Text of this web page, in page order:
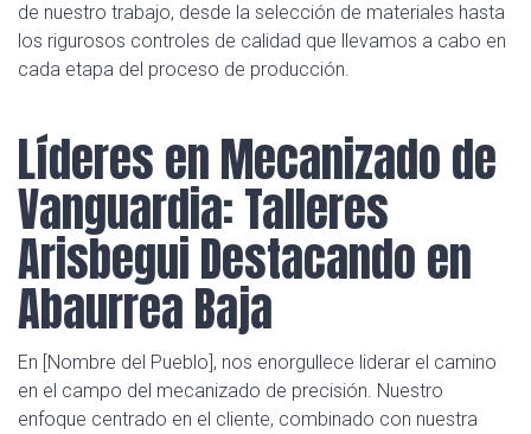
de nuestro trabajo, desde la selección de materiales hasta
los rigurosos controles de calidad que llevamos a cabo en
cada etapa del proceso de producción.
Líderes en Mecanizado de
Vanguardia: Talleres
Arisbegui Destacando en
Abaurrea Baja
En [Nombre del Pueblo], nos enorgullece liderar el camino
en el campo del mecanizado de precisión. Nuestro
enfoque centrado en el cliente, combinado con nuestra